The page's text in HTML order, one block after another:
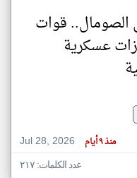
قوات
عسكرية
Jul 28, 2026
منذ ٩ أيام
عدد الكلمات: ٢١٧